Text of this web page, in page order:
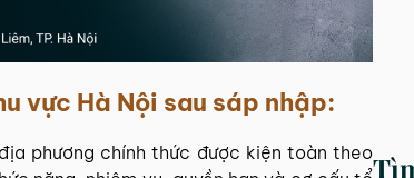
vực Hà Nội sau sáp nhập:
phương chính thức được kiện toàn theo